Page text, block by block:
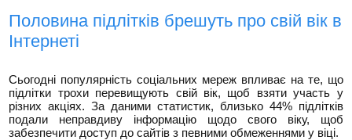
Половина підлітків брешуть про свій вік в
Інтернеті
Сьогодні популярність соціальних мереж впливає на те, що
підлітки трохи перевищують свій вік, щоб взяти участь у
різних акціях. За даними статистик, близько 44% підлітків
подали неправдиву інформацію щодо свого віку, щоб
забезпечити доступ до сайтів з певними обмеженнями у віці.